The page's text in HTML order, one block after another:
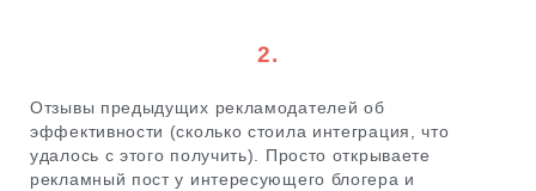
2.
Отзывы предыдущих рекламодателей об
эффективности (сколько стоила интеграция, что
удалось с этого получить). Просто открываете
рекламный пост у интересующего блогера и